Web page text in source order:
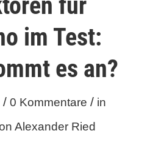
für
im Test:
es an?
/ 0 Kommentare / in
Alexander Ried